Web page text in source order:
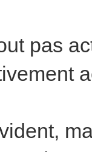
pas